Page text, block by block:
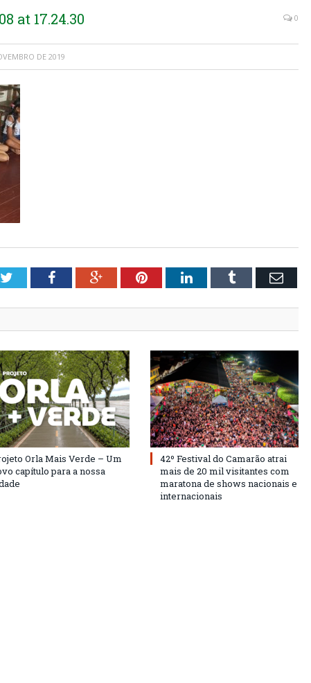
at 17.24.30 0
DE 2019
TwitterFacebookGoogle+PinterestLinkedInTumblr Email
Orla Mais Verde – Um
capítulo para a nossa
42º Festival do Camarão atrai
mais de 20 mil visitantes com
maratona de shows nacionais e
internacionais